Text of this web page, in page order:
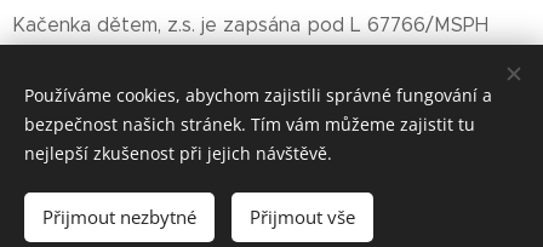
Kačenka dětem, z.s. je zapsána pod L 67766/MSPH
Děkujeme, že pomáháte s námi
Kačenka Dětem
Cookies
Používáme cookies, abychom zajistili správné fungování a
bezpečnost našich stránek. Tím vám můžeme zajistit tu
nejlepší zkušenost při jejich návštěvě.
Přijmout nezbytné Přijmout vše